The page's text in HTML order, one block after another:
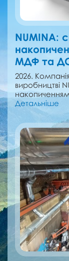
NUMINA:
МДФ та
2026.
виробництві
Детальніше